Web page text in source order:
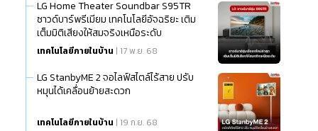
LG Home Theater Soundbar S95TR
ซาวด์บาร์พรีเมียม เทคโนโลยีอัจฉริยะ เติม
เต็มมิติเสียงให้สมจริงเหนือระดับ
เทคโนโลยีภายในบ้าน | 17 พ.ย. 68
LG StanbyME 2 จอไลฟ์สไตล์ไร้สาย ปรับ
หมุนได้เคลื่อนย้ายสะดวก
เทคโนโลยีภายในบ้าน | 19 ก.ย. 68